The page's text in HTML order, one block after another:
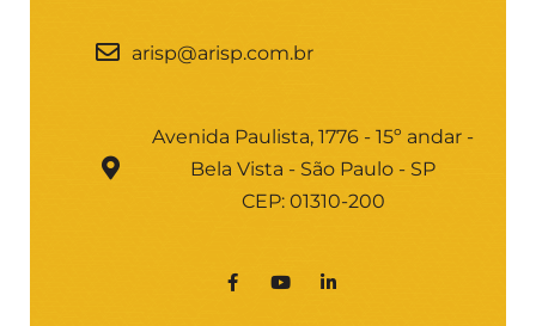
arisp@arisp.com.br
Avenida Paulista, 1776 - 15º andar -
Bela Vista - São Paulo - SP
CEP: 01310-200